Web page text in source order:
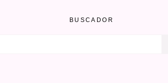
BUSCADOR